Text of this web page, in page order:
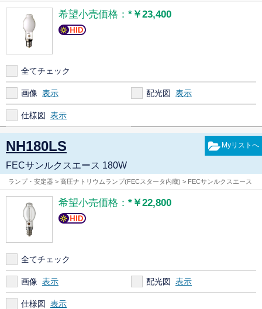
希望小売価格： *￥23,400
全てチェック
画像 配光図
仕様図
NH180LS
FECサンルクスエース 180W
ランプ・安定器 > 高圧ナトリウムランプ(FECスタータ内蔵) > FECサンルクスエース
希望小売価格： *￥22,800
全てチェック
画像 配光図
仕様図